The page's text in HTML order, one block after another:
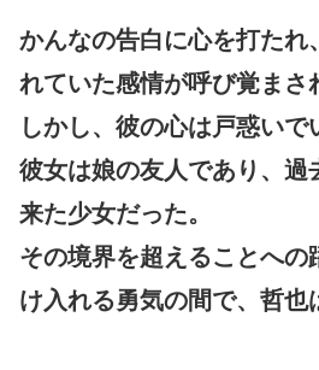
かんなの告白に心を打たれ
れていた感情が呼び覚まさ
しかし、彼の心は戸惑いで
彼女は娘の友人であり、過
来た少女だった。
その境界を超えることへの
け入れる勇気の間で、哲也